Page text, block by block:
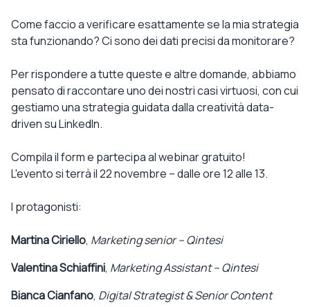
Come faccio a verificare esattamente se la mia strategia
sta funzionando? Ci sono dei dati precisi da monitorare?
Per rispondere a tutte queste e altre domande, abbiamo
pensato di raccontare uno dei nostri casi virtuosi, con cui
gestiamo una strategia guidata dalla creatività data-
driven su LinkedIn.
Compila il form e partecipa al webinar gratuito!
L'evento si terrà il 22 novembre – dalle ore 12 alle 13.
I protagonisti:
Martina Ciriello, Marketing senior – Qintesi
Valentina Schiaffini, Marketing Assistant – Qintesi
Bianca Cianfano, Digital Strategist & Senior Content